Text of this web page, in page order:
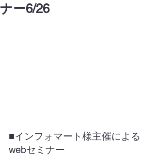
ナー6/26
■インフォマート様主催による
webセミナー